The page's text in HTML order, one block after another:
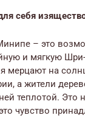
себя
– это
и мягкую
мерцают на
а жители
теплотой. Это
чувство